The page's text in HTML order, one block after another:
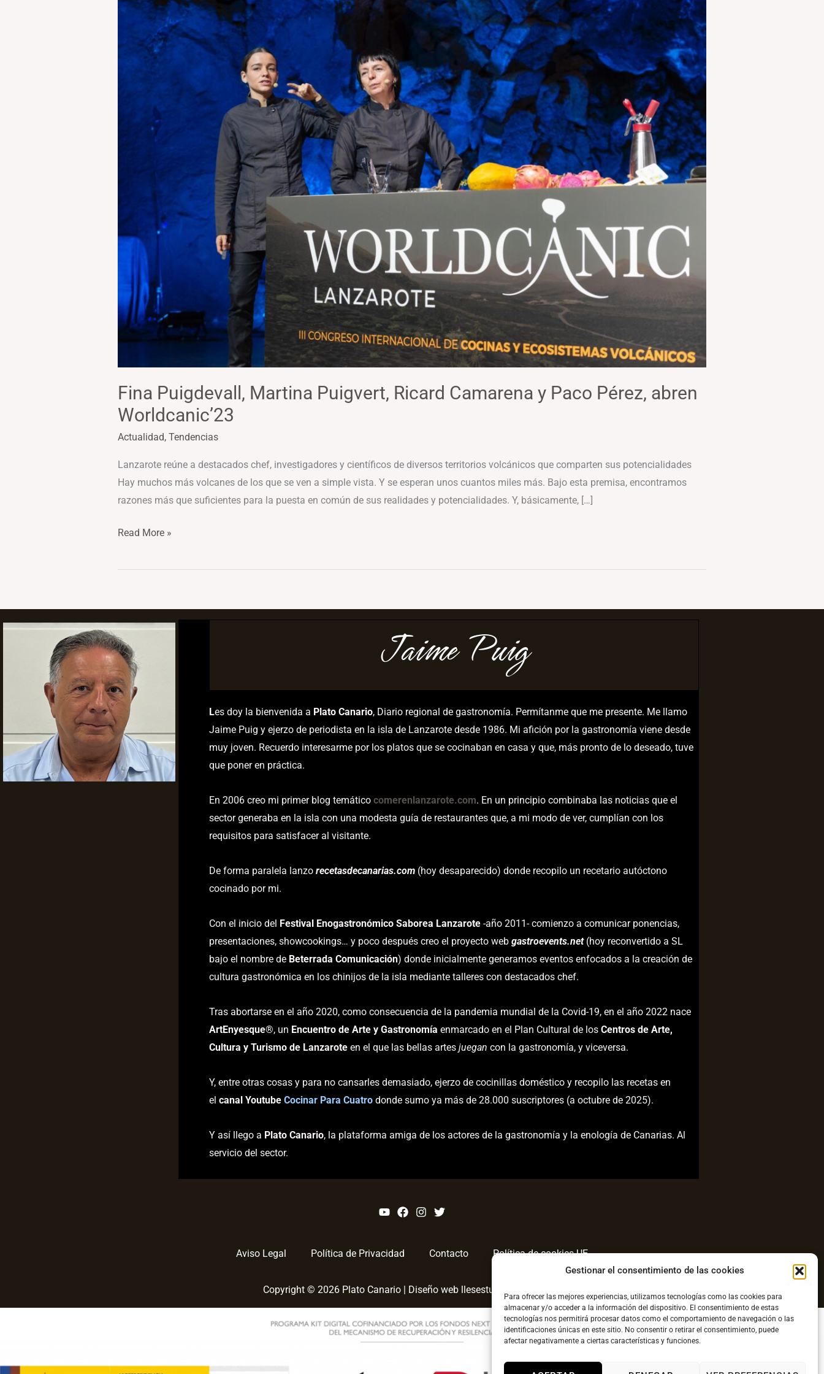
Gestionar el consentimiento de las cookies
Para ofrecer las mejores experiencias, utilizamos tecnologías como las cookies para
almacenar y/o acceder a la información del dispositivo. El consentimiento de estas
tecnologías nos permitirá procesar datos como el comportamiento de navegación o las
identificaciones únicas en este sitio. No consentir o retirar el consentimiento, puede
afectar negativamente a ciertas características y funciones.
Fina Puigdevall, Martina Puigvert, Ricard Camarena y Paco Pérez, abren
Worldcanic’23
Actualidad, Tendencias
Lanzarote reúne a destacados chef, investigadores y científicos de diversos territorios volcánicos que comparten sus potencialidades
Hay muchos más volcanes de los que se ven a simple vista. Y se esperan unos cuantos miles más. Bajo esta premisa, encontramos
razones más que suficientes para la puesta en común de sus realidades y potencialidades. Y, básicamente, […]
Martina
Puigvert,
Camarena
Pérez,
abren
Read More »
Jaime Puig
Les doy la bienvenida a Plato Canario, Diario regional de gastronomía. Permítanme que me presente. Me llamo
Jaime Puig y ejerzo de periodista en la isla de Lanzarote desde 1986. Mi afición por la gastronomía viene desde
muy joven. Recuerdo interesarme por los platos que se cocinaban en casa y que, más pronto de lo deseado, tuve
que poner en práctica.
En 2006 creo mi primer blog temático comerenlanzarote.com. En un principio combinaba las noticias que el
sector generaba en la isla con una modesta guía de restaurantes que, a mi modo de ver, cumplían con los
requisitos para satisfacer al visitante.
De forma paralela lanzo recetasdecanarias.com(hoy desaparecido) donde recopilo un recetario autóctono
cocinado por mi.
Con el inicio del Festival Enogastronómico Saborea Lanzarote-año 2011- comienzo a comunicar ponencias,
presentaciones, showcookings… y poco después creo el proyecto web gastroevents.net(hoy reconvertido a SL
bajo el nombre de Beterrada Comunicación) donde inicialmente generamos eventos enfocados a la creación de
cultura gastronómica en los chinijos de la isla mediante talleres con destacados chef.
Tras abortarse en el año 2020, como consecuencia de la pandemia mundial de la Covid-19, en el año 2022 nace
ArtEnyesque®, un Encuentro de Arte y Gastronomía enmarcado en el Plan Cultural de los Centros de Arte,
Cultura y Turismo de Lanzaroteen el que las bellas artes juegan con la gastronomía, y viceversa.
Y, entre otras cosas y para no cansarles demasiado, ejerzo de cocinillas doméstico y recopilo las recetas en
el canal Youtube Cocinar Para Cuatrodonde sumo ya más de 28.000 suscriptores (a octubre de 2025).
Y así llego a Plato Canario, la plataforma amiga de los actores de la gastronomía y la enología de Canarias. Al
servicio del sector.
Aviso Legal Política de Privacidad Contacto Política de cookies UE
Copyright © 2026 Plato Canario | Diseño web llesestudiocreatvo.com